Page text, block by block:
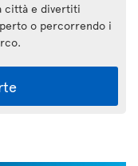
città e divertiti
o percorrendo i
parco.